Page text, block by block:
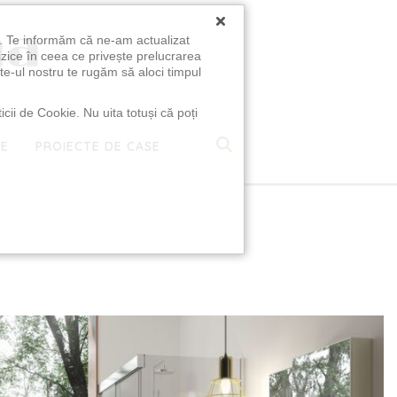
PROIECTE DE CASE
×
informăm că ne-am actualizat
în ceea ce privește prelucrarea
ul nostru te rugăm să aloci timpul
de Cookie. Nu uita totuși că poți